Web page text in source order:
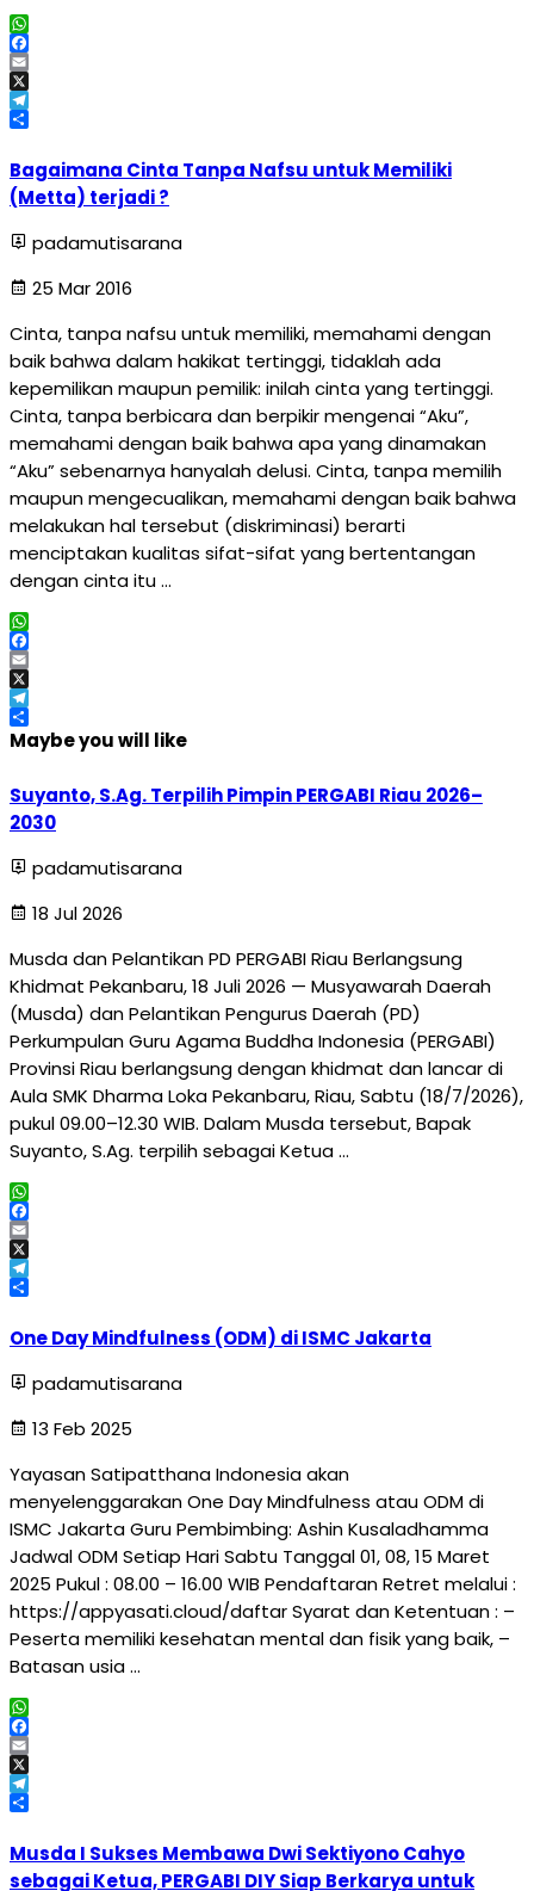
WhatsApp
Facebook
Email
X
Telegram
Bagaimana Cinta Tanpa Nafsu untuk Memiliki
(Metta) terjadi ?
padamutisarana
25 Mar 2016
Cinta, tanpa nafsu untuk memiliki, memahami dengan
baik bahwa dalam hakikat tertinggi, tidaklah ada
kepemilikan maupun pemilik: inilah cinta yang tertinggi.
Cinta, tanpa berbicara dan berpikir mengenai “Aku”,
memahami dengan baik bahwa apa yang dinamakan
“Aku” sebenarnya hanyalah delusi. Cinta, tanpa memilih
maupun mengecualikan, memahami dengan baik bahwa
melakukan hal tersebut (diskriminasi) berarti
menciptakan kualitas sifat-sifat yang bertentangan
dengan cinta itu …
WhatsApp
Facebook
Email
X
Telegram
Share
Maybe you will like
Suyanto, S.Ag. Terpilih Pimpin PERGABI Riau 2026–
2030
padamutisarana
18 Jul 2026
Musda dan Pelantikan PD PERGABI Riau Berlangsung
Khidmat Pekanbaru, 18 Juli 2026 — Musyawarah Daerah
(Musda) dan Pelantikan Pengurus Daerah (PD)
Perkumpulan Guru Agama Buddha Indonesia (PERGABI)
Provinsi Riau berlangsung dengan khidmat dan lancar di
Aula SMK Dharma Loka Pekanbaru, Riau, Sabtu (18/7/2026),
pukul 09.00–12.30 WIB. Dalam Musda tersebut, Bapak
Suyanto, S.Ag. terpilih sebagai Ketua …
WhatsApp
Facebook
Email
X
Telegram
One Day Mindfulness (ODM) di ISMC Jakarta
padamutisarana
13 Feb 2025
Yayasan Satipatthana Indonesia akan
menyelenggarakan One Day Mindfulness atau ODM di
ISMC Jakarta Guru Pembimbing: Ashin Kusaladhamma
Jadwal ODM Setiap Hari Sabtu Tanggal 01, 08, 15 Maret
2025 Pukul : 08.00 – 16.00 WIB Pendaftaran Retret melalui :
https://appyasati.cloud/daftar Syarat dan Ketentuan : –
Peserta memiliki kesehatan mental dan fisik yang baik, –
Batasan usia …
WhatsApp
Facebook
Email
X
Telegram
Musda I Sukses Membawa Dwi Sektiyono Cahyo
sebagai Ketua, PERGABI DIY Siap Berkarya untuk